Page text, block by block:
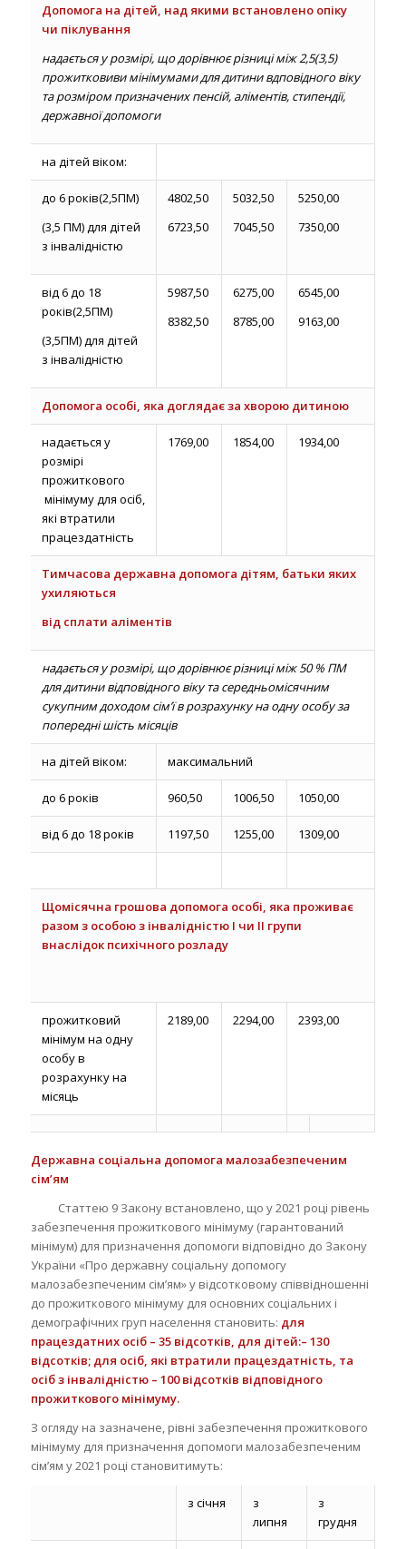
Допомога на дітей, над якими встановлено опіку
чи піклування
надається у розмірі, що дорівнює різниці між 2,5(3,5)
прожитковиви мінімумами для дитини вдповідного віку
та розміром призначених пенсій, аліментів, стипендії,
державної допомоги
на дітей віком:
до 6 років(2,5ПМ)
(3,5 ПМ) для дітей
з інвалідністю
4802,50
6723,50
5032,50
7045,50
5250,00
7350,00
від 6 до 18
років(2,5ПМ)
(3,5ПМ) для дітей
з інвалідністю
5987,50
8382,50
6275,00
8785,00
6545,00
9163,00
Допомога особі, яка доглядає за хворою дитиною
надається у
розмірі
прожиткового
мінімуму для осіб,
які втратили
працездатність
1769,00 1854,00 1934,00
Тимчасова державна допомога дітям, батьки яких
ухиляються
від сплати аліментів
надається у розмірі, що дорівнює різниці між 50 % ПМ
для дитини відповідного віку та середньомісячним
сукупним доходом сім’ї в розрахунку на одну особу за
попередні шість місяців
на дітей віком: максимальний
до 6 років 960,50 1006,50 1050,00
від 6 до 18 років 1197,50 1255,00 1309,00
Щомісячна грошова допомога особі, яка проживає
разом з особою з інвалідністю I чи II групи
внаслідок психічного розладу
прожитковий
мінімум на одну
особу в
розрахунку на
місяць
2189,00 2294,00 2393,00
Державна соціальна допомога малозабезпеченим
сім’ям
Статтею 9 Закону встановлено, що у 2021 році рівень
забезпечення прожиткового мінімуму (гарантований
мінімум) для призначення допомоги відповідно до Закону
України «Про державну соціальну допомогу
малозабезпеченим сім’ям» у відсотковому співвідношенні
до прожиткового мінімуму для основних соціальних і
демографічних груп населення становить: для
працездатних осіб – 35 відсотків, для дітей:– 130
відсотків; для осіб, які втратили працездатність, та
осіб з інвалідністю – 100 відсотків відповідного
прожиткового мінімуму.
З огляду на зазначене, рівні забезпечення прожиткового
мінімуму для призначення допомоги малозабезпеченим
сім’ям у 2021 році становитимуть:
з січня
з
липня
з
грудня